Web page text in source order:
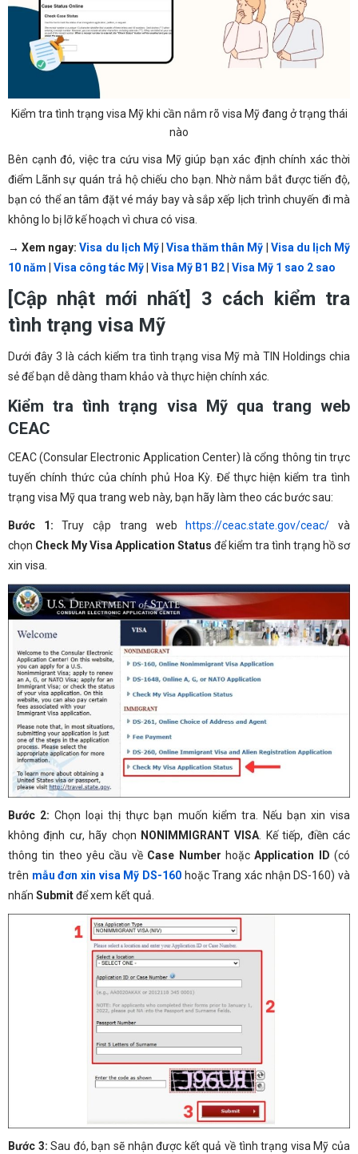
Kiểm tra tình trạng visa Mỹ khi cần nắm rõ visa Mỹ đang ở trạng thái
nào
Bên cạnh đó, việc tra cứu visa Mỹ giúp bạn xác định chính xác thời
điểm Lãnh sự quán trả hộ chiếu cho bạn. Nhờ nắm bắt được tiến độ,
bạn có thể an tâm đặt vé máy bay và sắp xếp lịch trình chuyến đi mà
không lo bị lỡ kế hoạch vì chưa có visa.
→ Xem ngay:Visa du lịch Mỹ| Visa thăm thân Mỹ | Visa du lịch Mỹ
10 năm | Visa công tác Mỹ| Visa Mỹ B1 B2| Visa Mỹ 1 sao 2 sao
[Cập nhật mới nhất] 3 cách kiểm tra
tình trạng visa Mỹ
Dưới đây 3 là cách kiểm tra tình trạng visa Mỹ mà TIN Holdings chia
sẻ để bạn dễ dàng tham khảo và thực hiện chính xác.
Kiểm tra tình trạng visa Mỹ qua trang web
CEAC
CEAC (Consular Electronic Application Center) là cổng thông tin trực
tuyến chính thức của chính phủ Hoa Kỳ. Để thực hiện kiểm tra tình
trạng visa Mỹ qua trang web này, bạn hãy làm theo các bước sau:
Bước 1: Truy cập trang webhttps://ceac.state.gov/ceac/ và
chọn Check My Visa Application Status để kiểm tra tình trạng hồ sơ
xin visa.
Bước 2: Chọn loại thị thực bạn muốn kiểm tra. Nếu bạn xin visa
không định cư, hãy chọn NONIMMIGRANT VISA . Kế tiếp, điền các
thông tin theo yêu cầu về Case Number hoặcApplication ID(có
trên mẫu đơn xin visa Mỹ DS-160 hoặc Trang xác nhận DS-160) và
nhấn Submitđể xem kết quả.
Bước 3:Sau đó, bạn sẽ nhận được kết quả về tình trạng visa Mỹ của